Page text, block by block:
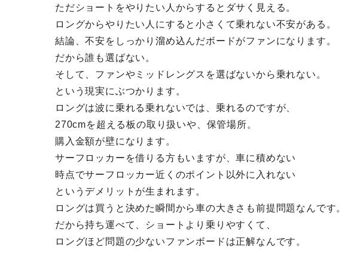
ただショートをやりたい人からするとダサく見える。
ロングからやりたい人にすると小さくて乗れない不安がある。
結論、不安をしっかり溜め込んだボードがファンになります。
だから誰も選ばない。
そして、ファンやミッドレングスを選ばないから乗れない。
という現実にぶつかります。
ロングは波に乗れる乗れないでは、乗れるのですが、
270cmを超える板の取り扱いや、保管場所。
購入金額が壁になります。
サーフロッカーを借りる方もいますが、車に積めない
時点でサーフロッカー近くのポイント以外に入れない
というデメリットが生まれます。
ロングは買うと決めた瞬間から車の大きさも前提問題なんです。
だから持ち運べて、ショートより乗りやすくて、
ロングほど問題の少ないファンボードは正解なんです。